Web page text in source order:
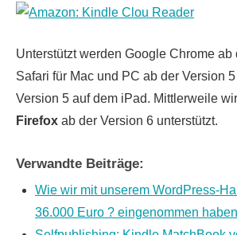
Unterstützt werden Google Chrome ab
Safari für Mac und PC ab der Version
Version 5 auf dem iPad. Mittlerweile
Firefox ab der Version 6 unterstützt.
Verwandte Beiträge:
Wie wir mit unserem WordPress-
36.000 Euro ? eingenommen haben